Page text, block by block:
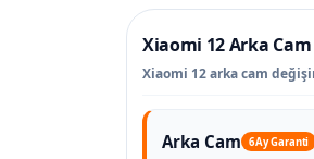
Xiaomi 12 Arka
Xiaomi 12 arka cam
Arka Cam 6 Ay Garanti